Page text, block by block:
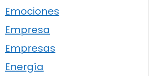
Emociones
Empresa
Empresas
Energía